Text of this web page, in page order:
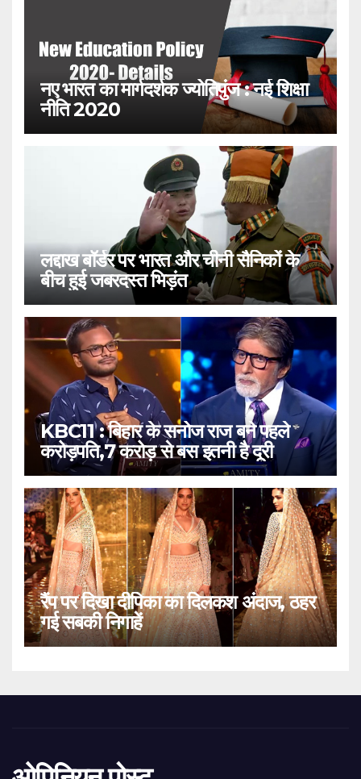
नए भारत का मार्गदर्शक ज्योतिपुंज : नई शिक्षा
नीति 2020
लद्दाख बॉर्डर पर भारत और चीनी सैनिकों के
बीच हुई जबरदस्त भिड़ंत
KBC11 : बिहार के सनोज राज बने पहले
करोड़पति,7 करोड़ से बस इतनी है दूरी
रैंप पर दिखा दीपिका का दिलकश अंदाज, ठहर
गई सबकी निगाहें